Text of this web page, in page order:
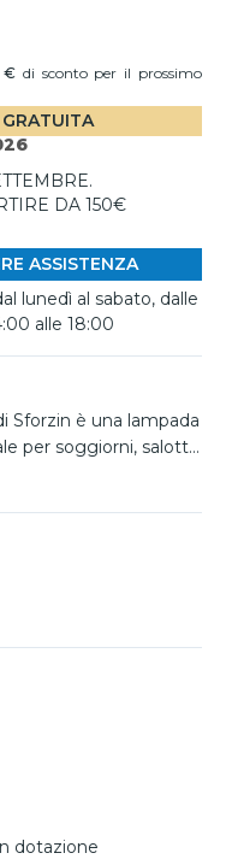
€di sconto per il prossimo
DA 150€
ASSISTENZA
lunedì al sabato, dalle
alle 18:00
Sforzin è una lampada
per soggiorni, salotti
in metallo nero di
Compatibile con due
permette di
IP20, è
per illuminare
dotazione